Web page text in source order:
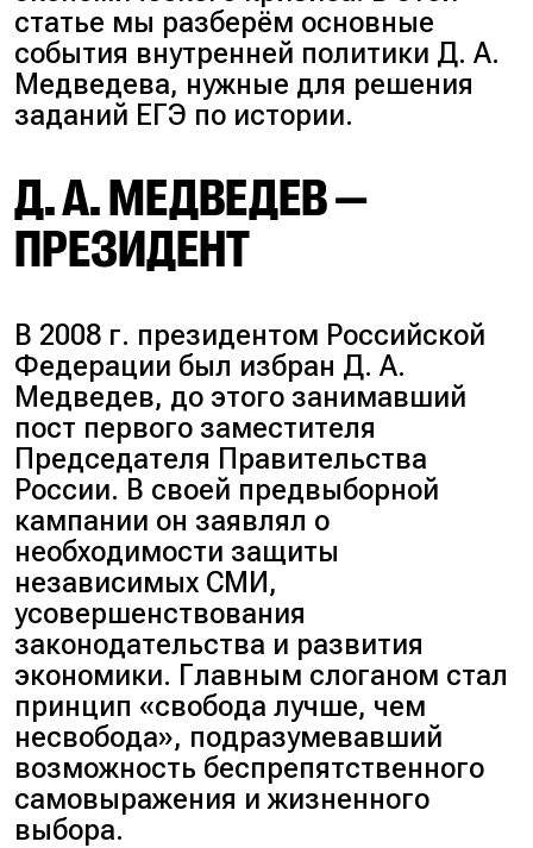
статье мы разберём основные
события внутренней политики Д. А.
Медведева, нужные для решения
заданий ЕГЭ по истории.
Д. А. МЕДВЕДЕВ —
ПРЕЗИДЕНТ
В 2008 г. президентом Российской
Федерации был избран Д. А.
Медведев, до этого занимавший
пост первого заместителя
Председателя Правительства
России. В своей предвыборной
кампании он заявлял о
необходимости защиты
независимых СМИ,
усовершенствования
законодательства и развития
экономики. Главным слоганом стал
принцип «свобода лучше, чем
несвобода», подразумевавший
возможность беспрепятственного
самовыражения и жизненного
выбора.